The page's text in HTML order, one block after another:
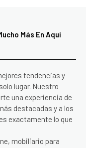
Más En Aquí
tendencias y
lugar. Nuestro
una experiencia de
destacadas y a los
exactamente lo que
mobiliario para